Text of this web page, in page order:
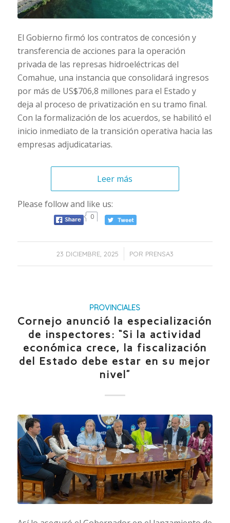
El Gobierno firmó los contratos de concesión y
transferencia de acciones para la operación
privada de las represas hidroeléctricas del
Comahue, una instancia que consolidará ingresos
por más de US$706,8 millones para el Estado y
deja al proceso de privatización en su tramo final.
Con la formalización de los acuerdos, se habilitó el
inicio inmediato de la transición operativa hacia las
empresas adjudicatarias.
Leer más
Please follow and like us:
0
23 DICIEMBRE, 2025
/ POR PRENSA3
PROVINCIALES
Cornejo anunció la especialización
de inspectores: “Si la actividad
económica crece, la fiscalización
del Estado debe estar en su mejor
nivel”